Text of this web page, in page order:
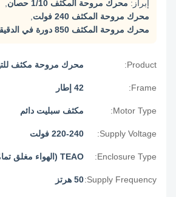
محرك مروحة المكثف 1/10 حصان
,
محرك مروحة المكثف 240 فولت
,
محرك مروحة المكثف 850 دورة في الدقيقة
Product: محرك مروحة مكثف للتيار
Frame:
Motor Type: مكثف سبليت دائم
Supply Voltage: 220-240 فولت
Enclosure Type: TEAO (الهواء مغلق تمامًا)
Supply Frequency: 50 هرتز